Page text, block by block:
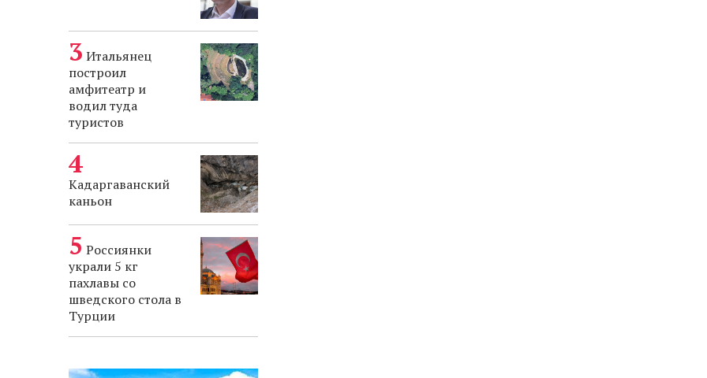
Итальянец
построил
амфитеатр и
водил туда
туристов
Кадаргаванский
каньон
Россиянки
украли 5 кг
пахлавы со
шведского стола в
Турции